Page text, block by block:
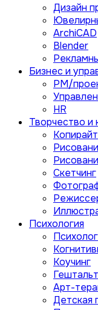
Дизайн
ArchiCAD
Blender
Бизнес и
PM/
HR
Творчество и
Скетчинг
Психология
Коучинг
Арт-
Детская